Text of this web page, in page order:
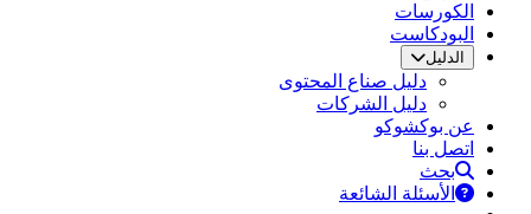
الكورسات
البودكاست
الدليل
دليل صناع المحتوى
دليل الشركات
عن بوكشوكو
اتصل بنا
بحث
الأسئلة الشائعة